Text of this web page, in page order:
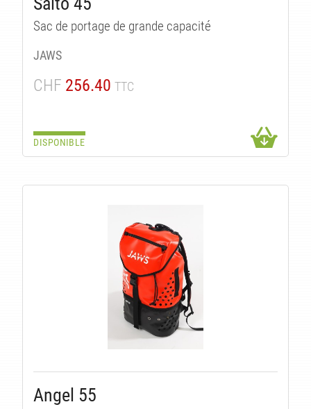
Sac de portage de grande capacité
JAWS
CHF 256.40 TTC
DISPONIBLE
Angel 55